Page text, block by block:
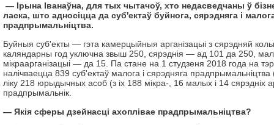
— Ірына Іванаўна, для тых чытачоў, хто недасведчаны ў
ласка, што адносіцца да суб'ектаў буйнога, сярэдняга і
прадпрымальніцтва.
Буйныя суб'екты — гэта камерцыйныя арганізацыі з сярэдняй
каляндарны год уключна звыш 250, сярэднія — ад 101 да 250,
мікрааргані­зацыі — да 15. Па стане на 1 сту­дзеня 2018 года на
налічваецца 839 суб'ектаў малога і сярэдняга
ліку 218 юрыдычных асоб (з іх 188 мікра-, 16 малых і 14 сярэдніх
прадпрымальнік.
— Якія сферы дзейнасці ахоплівае прадпрымаль­ніцтва?